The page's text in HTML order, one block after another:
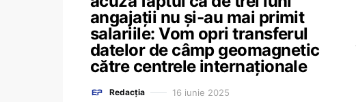
angajații nu și-au mai primit
salariile: Vom opri transferul
datelor de câmp geomagnetic
către centrele internaționale
Redacția 16 iunie 2025